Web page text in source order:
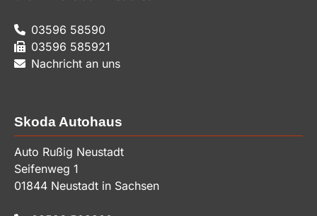
03596 58590
03596 585921
Nachricht an uns
Skoda Autohaus
Auto Rußig Neustadt
Seifenweg 1
01844 Neustadt in Sachsen